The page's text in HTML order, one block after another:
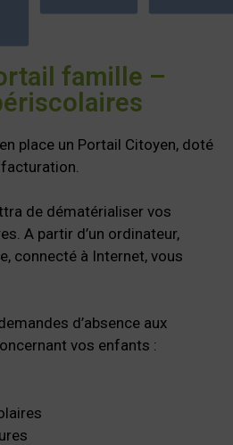
famille –
place un Portail Citoyen, doté
facturation.
de dématérialiser vos
A partir d’un ordinateur,
connecté à Internet, vous
d’absence aux
vos enfants :